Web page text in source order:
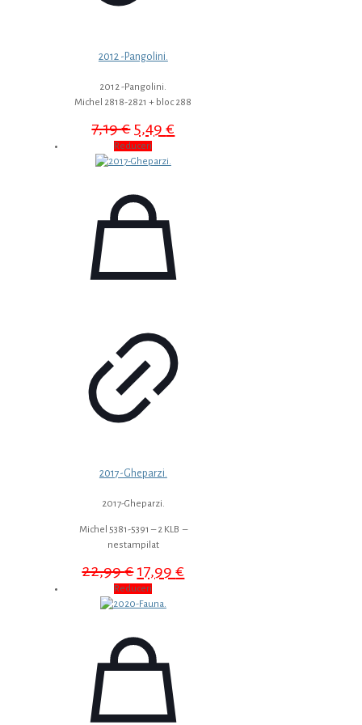
2012 -Pangolini.
2012 -Pangolini.
Michel 2818-2821 + bloc 288
7,19€ Prețul
inițial
a
5,49€
curent
Reduceri
2017-Gheparzi.
2017-Gheparzi.
Michel 5381-5391 – 2 KLB –
nestampilat
22,99€ Prețul
inițial
a
17,99€
curent
Reduceri